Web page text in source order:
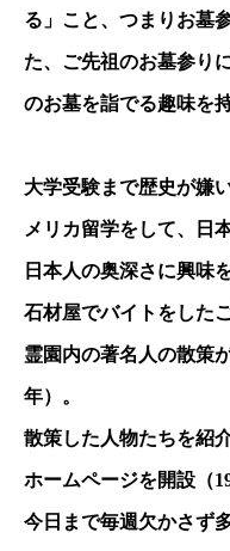
る」こと、つまりお墓
た、ご先祖のお墓参り
のお墓を詣でる趣味を
大学受験まで歴史が嫌
メリカ留学をして、日
日本人の奥深さに興味
石材屋でバイトをした
霊園内の著名人の散策
年）。
散策した人物たちを紹
ホームページを開設（
今日まで毎週欠かさず